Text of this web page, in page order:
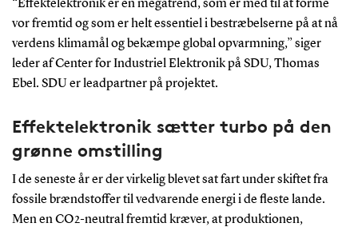
“Effektelektronik er en megatrend, som er med til at forme
vor fremtid og som er helt essentiel i bestræbelserne på at nå
verdens klimamål og bekæmpe global opvarmning,” siger
leder af Center for Industriel Elektronik på SDU, Thomas
Ebel. SDU er leadpartner på projektet.
Effektelektronik sætter turbo på den
grønne omstilling
I de seneste år er der virkelig blevet sat fart under skiftet fra
fossile brændstoffer til vedvarende energi i de fleste lande.
Men en CO2-neutral fremtid kræver, at produktionen,